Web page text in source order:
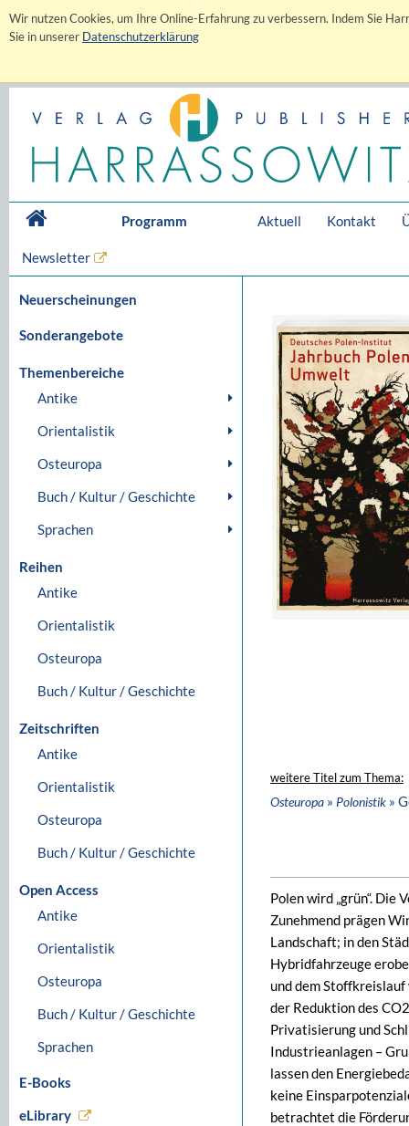
Wir nutzen Cookies, um Ihre Online-Erfahrung zu verbessern. Indem Sie
Sie in unserer Datenschutzerklärung
Programm Aktuell Kontakt
Newsletter
Neuerscheinungen
Sonderangebote
Themenbereiche
Antike
Orientalistik
Osteuropa
Buch / Kultur / Geschichte
Sprachen
Reihen
Antike
Orientalistik
Osteuropa
Buch / Kultur / Geschichte
Zeitschriften
Antike
Orientalistik
Osteuropa
Buch / Kultur / Geschichte
Open Access
Antike
Orientalistik
Osteuropa
Buch / Kultur / Geschichte
Sprachen
E-Books
eLibrary
weitere Titel zum Thema:
Osteuropa » Polonistik »
Polen wird „grün“. Die
Zunehmend prägen
Landschaft; in den
Hybridfahrzeuge
und dem
der Reduktion des
Privatisierung und
Industrieanlagen –
lassen den
keine
betrachtet die